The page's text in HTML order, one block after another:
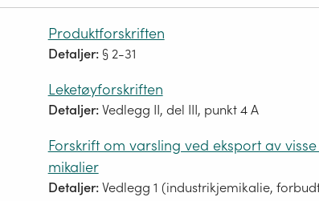
Produktforskriften
Detaljer: § 2-31
Leketøyforskriften
Detaljer:Vedlegg II, del III, punkt 4 A
Forskrift om varsling ved eksport av
mikalier
Detaljer:Vedlegg 1 (industrikjemikalie,